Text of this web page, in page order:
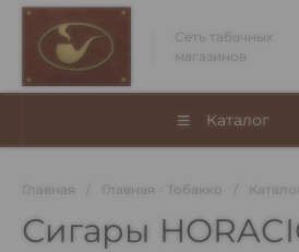
Сеть табачных
магазинов
Каталог
Главная Главная - Тобакко Каталог
Сигары